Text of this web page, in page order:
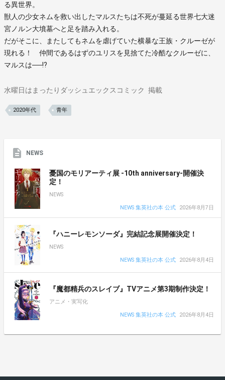
る異世界。
獣人の少女ネムを救い出したマルスたちは不死が蔓延る世界七大迷
宮ノルン大墳墓へと足を踏み入れる。
だがそこに、またしてもネムを虐げていた横暴な王族・クルーゼが
現れる！ 仲間であるはずのユリスを見捨てた冷酷なクルーゼに、
マルスは──!?
水曜日はまったりダッシュエックスコミック 掲載
2020年代 青年
NEWS
憂国のモリアーティ展 -10th anniversary-開催決
定！
NEWS
NEWS 集英社の本 公式
2026年8月7日
『ハニーレモンソーダ』完結記念展開催決定！
NEWS
NEWS 集英社の本 公式
2026年8月4日
『魔都精兵のスレイブ』TVアニメ第3期制作決定！
アニメ・実写化
NEWS 集英社の本 公式
2026年8月4日